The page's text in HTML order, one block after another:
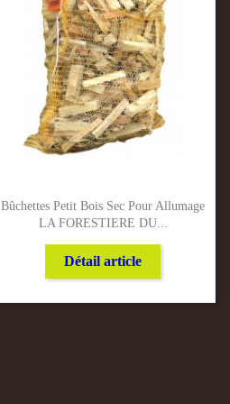
Bûchettes Petit Bois Sec Pour Allumage
LA FORESTIERE DU...
Détail article